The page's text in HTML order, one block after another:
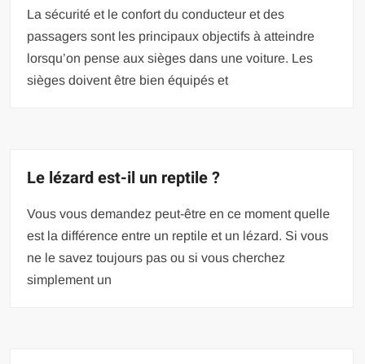
La sécurité et le confort du conducteur et des
passagers sont les principaux objectifs à atteindre
lorsqu’on pense aux sièges dans une voiture. Les
sièges doivent être bien équipés et
Le lézard est-il un reptile ?
Vous vous demandez peut-être en ce moment quelle
est la différence entre un reptile et un lézard. Si vous
ne le savez toujours pas ou si vous cherchez
simplement un